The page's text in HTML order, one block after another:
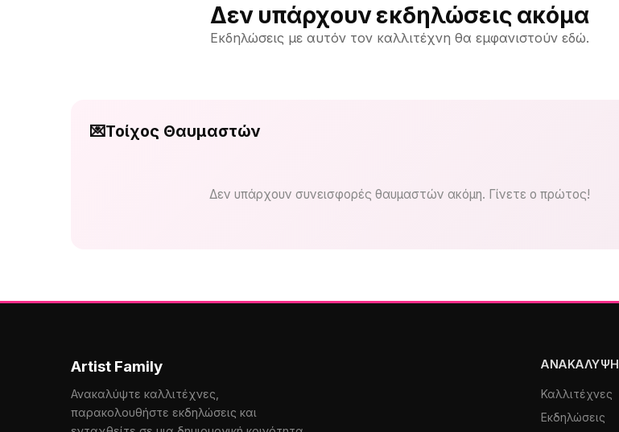
Δεν υπάρχουν εκδηλώσεις ακόμα
Εκδηλώσεις με αυτόν τον καλλιτέχνη θα εμφανιστούν εδώ.
💌Τοίχος Θαυμαστών
Δεν υπάρχουν συνεισφορές θαυμαστών ακόμη. Γίνετε ο πρώτος!
Artist Family
Ανακαλύψτε καλλιτέχνες,
παρακολουθήστε εκδηλώσεις και
ΑΝΑΚΆΛΥΨΗ
Καλλιτέχνες
Εκδηλώσεις